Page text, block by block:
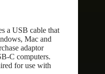
a USB cable that
Mac and
adaptor
C computers.
for use with